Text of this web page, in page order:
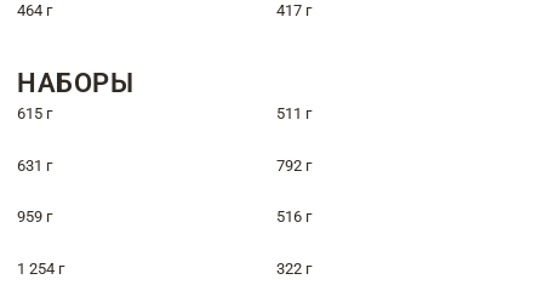
464 г 417 г
НАБОРЫ
615 г 511 г
631 г 792 г
959 г 516 г
1 254 г 322 г